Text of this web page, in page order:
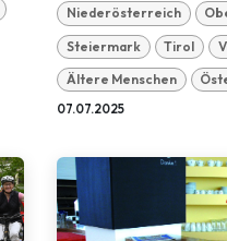
Niederösterreich
Steiermark Tirol
Ältere Menschen
07.07.2025